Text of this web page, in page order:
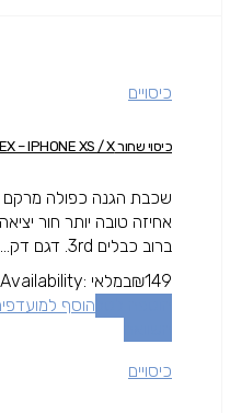
כיסויים
כיסוי שחור PATCHWORKS LUMINA EX – IPHONE XS / X
שכבת הגנה כפולה
אחיזה טובה יותר חור
ברוב כבלים 3rd. דגם דק...
₪149
Availability: במלאי
הוסף
כיסויים